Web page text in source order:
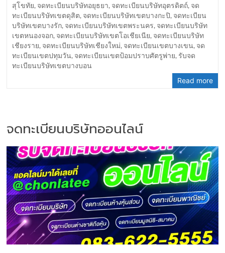
สุโขทัย, จดทะเบียนบริษัทอยุธยา, จดทะเบียนบริษัทอุตรดิตถ์, จด
ทะเบียนบริษัทเขตดุสิต, จดทะเบียนบริษัทเขตบางกะปิ, จดทะเบียน
บริษัทเขตบางรัก, จดทะเบียนบริษัทเขตพระนคร, จดทะเบียนบริษัท
เขตหนองจอก, จดทะเบียนบริษัทเขตโอเชียเนีย, จดทะเบียนบริษัท
เชียงราย, จดทะเบียนบริษัทเชียงใหม่, จดทะเบียนเขตบางเขน, จด
ทะเบียนเขตปทุมวัน, จดทะเบียนเขตป้อมปราบศัตรูพ่าย, รับจด
ทะเบียนบริษัทเขตบางบอน
Read more
จดทะเบียนบริษัทออนไลน์